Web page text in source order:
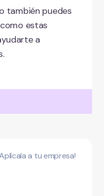
también puedes
estas
a